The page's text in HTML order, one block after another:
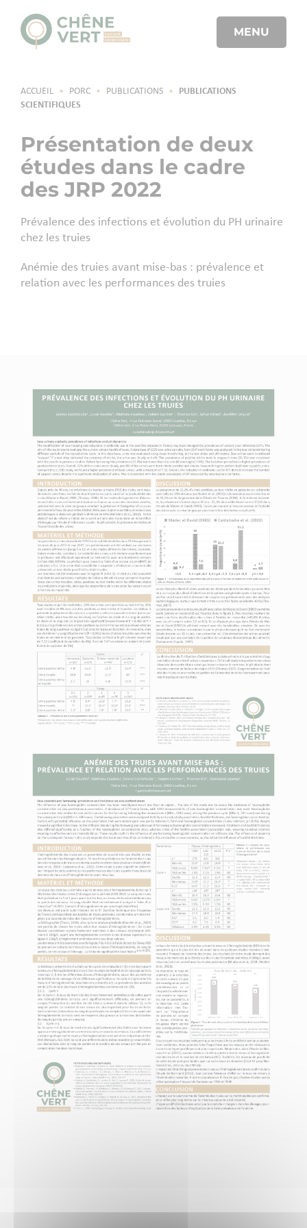
MENU
ACCUEIL • PORC • PUBLICATIONS •
PUBLICATIONS
SCIENTIFIQUES
Présentation de deux
études dans le cadre
des JRP 2022
Prévalence des infections et évolution du PH urinaire
chez les truies
Anémie des truies avant mise-bas : prévalence et
relation avec les performances des truies